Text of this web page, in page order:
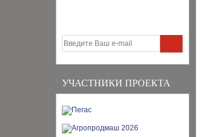
УЧАСТНИКИ ПРОЕКТА